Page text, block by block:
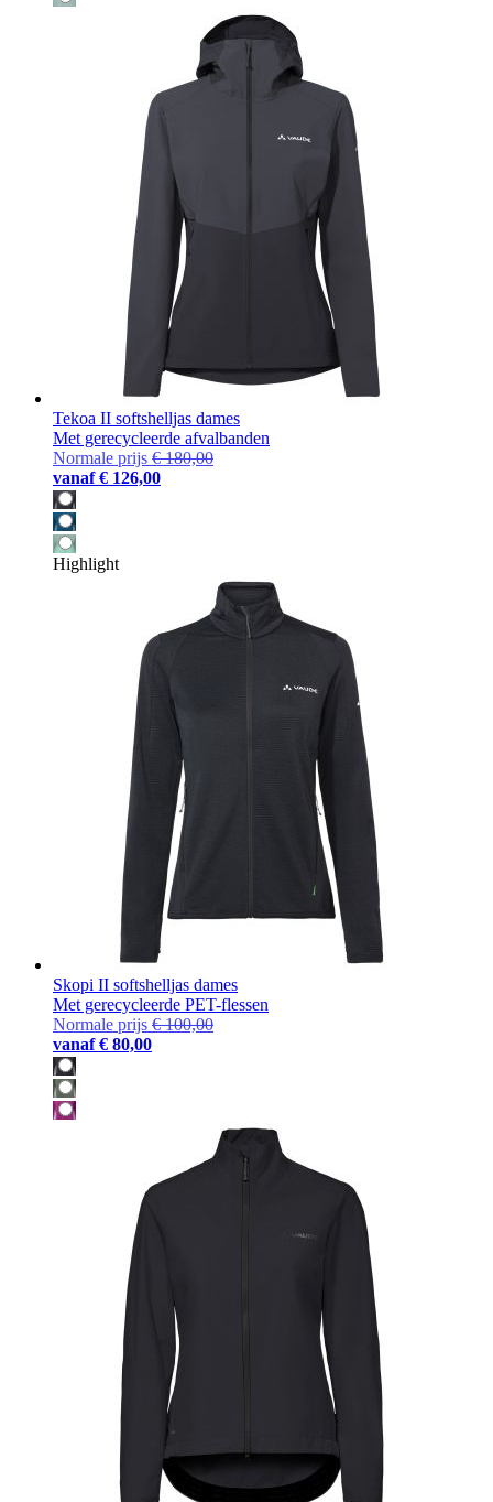
Tekoa II softshelljas dames
Met gerecycleerde afvalbanden
Normale prijs € 180,00
vanaf € 126,00
Highlight
Skopi II softshelljas dames
Met gerecycleerde PET-flessen
Normale prijs € 100,00
vanaf € 80,00